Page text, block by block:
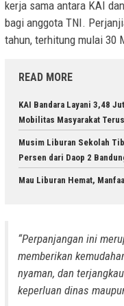
kerja sama antara KAI
bagi anggota TNI.
tahun, terhitung mulai 30
READ MORE
KAI Bandara Layani 3,48
Mobilitas Masyarakat
Musim Liburan Sekolah
Persen dari Daop 2
Mau Liburan Hemat,
“Perpanjangan ini
memberikan
nyaman, dan
keperluan dinas